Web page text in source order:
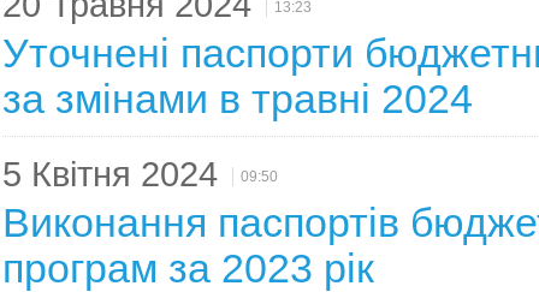
13:23
Уточнені паспорти
за змінами в травні 2024
5 Квітня 2024 09:50
Виконання паспортів
програм за 2023 рік